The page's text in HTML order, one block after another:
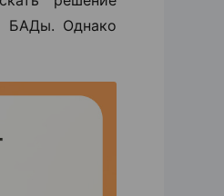
БАДы. Однако